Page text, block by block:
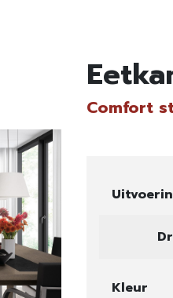
Comfort
Kleur